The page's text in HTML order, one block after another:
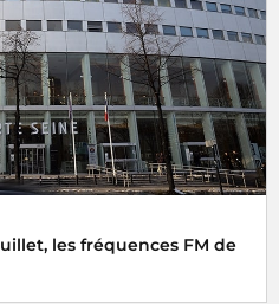
les fréquences FM de